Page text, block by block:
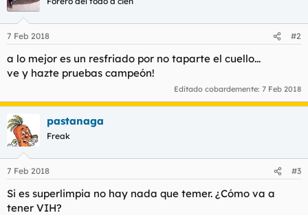
7 Feb 2018 #2
a lo mejor es un resfriado por no taparte el cuello...
ve y hazte pruebas campeón!
Editado cobardemente: 7 Feb 2018
pastanaga
Freak
7 Feb 2018 #3
Si es superlimpia no hay nada que temer. ¿Cómo va a
tener VIH?